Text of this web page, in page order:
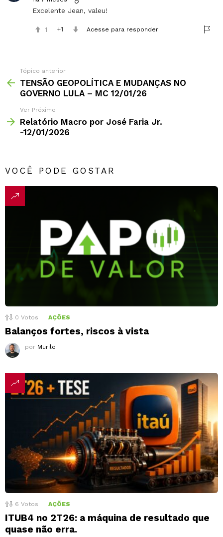
Excelente Jean, valeu!
1 1 Acesse para responder
Tópico anterior
TENSÃO GEOPOLÍTICA E MUDANÇAS NO
GOVERNO LULA – MC 12/01/26
Ver Próximo
Relatório Macro por José Faria Jr.
-12/01/2026
VOCÊ PODE GOSTAR
0 Votos AÇÕES
Balanços fortes, riscos à vista
por Murilo
6 Votos AÇÕES
ITUB4 no 2T26: a máquina de resultado que
quase não erra.